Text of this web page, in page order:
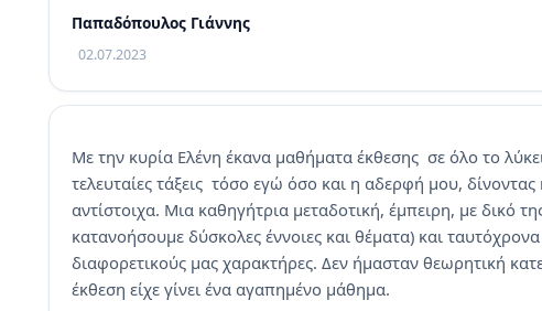
Παπαδόπουλος Γιάννης
02.07.2023
Με την κυρία Ελένη έκανα μαθήματα έκθεσης σε όλο το
τελευταίες τάξεις τόσο εγώ όσο και η αδερφή μου,
αντίστοιχα. Μια καθηγήτρια μεταδοτική, έμπειρη, με δικό
κατανοήσουμε δύσκολες έννοιες και θέματα) και
διαφορετικούς μας χαρακτήρες. Δεν ήμασταν θεωρητική
έκθεση είχε γίνει ένα αγαπημένο μάθημα.